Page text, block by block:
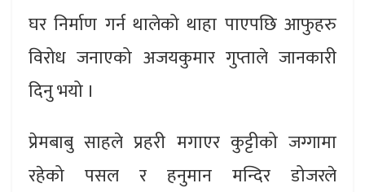
घर निर्माण गर्न थालेको थाहा पाएपछि आफुहरु
विरोध जनाएको अजयकुमार गुप्ताले जानकारी
दिनु भयो ।
प्रेमबाबु साहले प्रहरी मगाएर कुट्टीको जग्गामा
रहेको पसल र हनुमान मन्दिर डोजरले